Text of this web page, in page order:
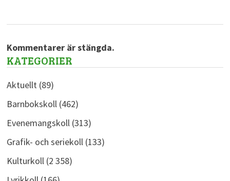
Kommentarer är stängda.
KATEGORIER
Aktuellt(89)
Barnbokskoll(462)
Evenemangskoll(313)
Grafik- och seriekoll(133)
Kulturkoll(2 358)